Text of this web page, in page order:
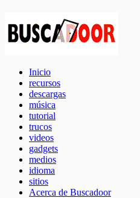
Inicio
recursos
descargas
música
tutorial
trucos
videos
gadgets
medios
idioma
sitios
Acerca de Buscadoor